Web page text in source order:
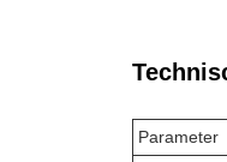
Parameter